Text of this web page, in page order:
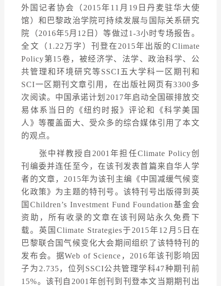
外国记者协会（2015年11月19日丹麦驻华大使
馆）和巴黎政治学院可持续发展与国际关系研究
院（2016年5月12日）等做过1-3小时专场报告。
全文（1.22万字）刊登在2015年出版的Climate
Policy第15卷，被经济学、法学、政治科学、公
共管理和环境研究等SSCI五大学科一区期刊和
SCI一区期刊文章引用，在出版社网页有3300多
次阅读。中国承诺计划2017年启动全国碳排放交
易体系当日的《纽约时报》评论和《科学美国
人》等覆盖面大、受众多的综合媒体引用了本文
的观点。
张中祥教授自2001年担任Climate Policy创
刊编委并连任至今，在该刊发表首篇来自华人学
者的文章，2015年为该刊主编《中国减缓气候变
化政策》为主题的特刊号。该特刊号出版得到英
国Children’s Investment Fund Foundation基金会
资助，所有收录的文章在该刊网站永久免费下
载。英国Climate Strategies于2015年12月5日在
巴黎联合国气候变化大会期间组织了该特特刊的
发布会。据Web of Science，2016年该刊影响因
子为2.735，位列SSCI公共管理学科47种期刊前
15%。该刊自2001年创刊到刊登本文当期期刊出